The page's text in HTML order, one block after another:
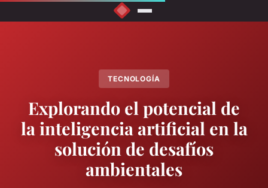
TECNOLOGÍA
Explorando el potencial de
la inteligencia artificial en la
solución de desafíos
ambientales